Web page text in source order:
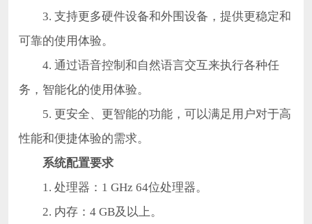
3. 支持更多硬件设备和外围设备，提供更稳定和
可靠的使用体验。
4. 通过语音控制和自然语言交互来执行各种任
务，智能化的使用体验。
5. 更安全、更智能的功能，可以满足用户对于高
性能和便捷体验的需求。
系统配置要求
1. 处理器：1 GHz 64位处理器。
2. 内存：4 GB及以上。